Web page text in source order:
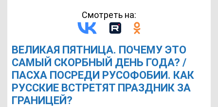
Смотреть на:
ВЕЛИКАЯ ПЯТНИЦА. ПОЧЕМУ ЭТО
САМЫЙ СКОРБНЫЙ ДЕНЬ ГОДА? /
ПАСХА ПОСРЕДИ РУСОФОБИИ. КАК
РУССКИЕ ВСТРЕТЯТ ПРАЗДНИК ЗА
ГРАНИЦЕЙ?